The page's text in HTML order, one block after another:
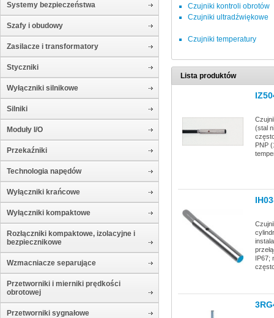
Systemy bezpieczeństwa
Szafy i obudowy
Zasilacze i transformatory
Styczniki
Wyłączniki silnikowe
Silniki
Moduły I/O
Przekaźniki
Technologia napędów
Wyłączniki krańcowe
Wyłączniki kompaktowe
Rozłączniki kompaktowe, izolacyjne i
bezpiecznikowe
Wzmacniacze separujące
Przetworniki i mierniki prędkości
obrotowej
Przetworniki sygnałowe
Czujniki kontroli obrotów
Czujniki ultradźwiękowe
Czujniki temperatury
Lista produktów
(stal
PNP
IP67;